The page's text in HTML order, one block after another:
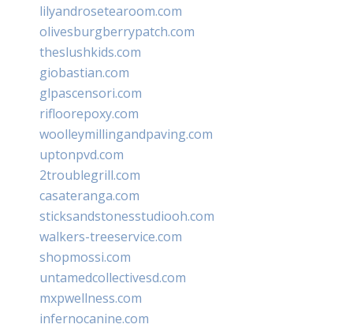
lilyandrosetearoom.com
olivesburgberrypatch.com
theslushkids.com
giobastian.com
glpascensori.com
rifloorepoxy.com
woolleymillingandpaving.com
uptonpvd.com
2troublegrill.com
casateranga.com
sticksandstonesstudiooh.com
walkers-treeservice.com
shopmossi.com
untamedcollectivesd.com
mxpwellness.com
infernocanine.com